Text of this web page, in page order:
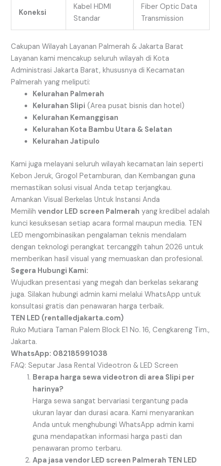
Koneksi
Kabel HDMI
Standar
Fiber Optic Data
Transmission
Cakupan Wilayah Layanan Palmerah & Jakarta Barat
Layanan kami mencakup seluruh wilayah di Kota
Administrasi Jakarta Barat, khususnya di Kecamatan
Palmerah yang meliputi:
Kelurahan Palmerah
Kelurahan Slipi (Area pusat bisnis dan hotel)
Kelurahan Kemanggisan
Kelurahan Kota Bambu Utara & Selatan
Kelurahan Jatipulo
Kami juga melayani seluruh wilayah kecamatan lain seperti
Kebon Jeruk, Grogol Petamburan, dan Kembangan guna
memastikan solusi visual Anda tetap terjangkau.
Amankan Visual Berkelas Untuk Instansi Anda
Memilihvendor LED screen Palmerah yang kredibel adalah
kunci kesuksesan setiap acara formal maupun media. TEN
LED mengombinasikan pengalaman teknis mendalam
dengan teknologi perangkat tercanggih tahun 2026 untuk
memberikan hasil visual yang memuaskan dan profesional.
Segera Hubungi Kami:
Wujudkan presentasi yang megah dan berkelas sekarang
juga. Silakan hubungi admin kami melalui WhatsApp untuk
konsultasi gratis dan penawaran harga terbaik.
TEN LED (rentalledjakarta.com)
Ruko Mutiara Taman Palem Block E1 No. 16, Cengkareng Tim.,
Jakarta.
WhatsApp: 082185991038
FAQ: Seputar Jasa Rental Videotron & LED Screen
Berapa harga sewa videotron di area Slipi per
harinya?
Harga sewa sangat bervariasi tergantung pada
ukuran layar dan durasi acara. Kami menyarankan
Anda untuk menghubungi WhatsApp admin kami
guna mendapatkan informasi harga pasti dan
penawaran promo terbaru.
Apa jasa vendor LED screen Palmerah TEN LED